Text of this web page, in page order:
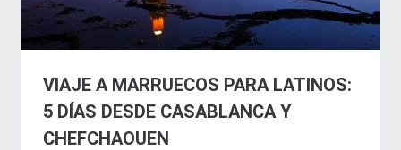
VIAJE A MARRUECOS PARA LATINOS:
5 DÍAS DESDE CASABLANCA Y
CHEFCHAOUEN